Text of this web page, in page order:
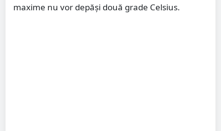
maxime nu vor depăși două grade Celsius.